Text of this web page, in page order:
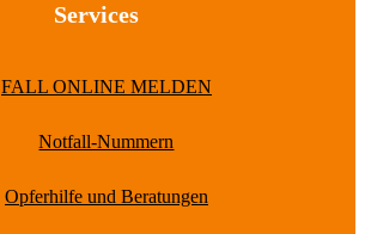
Services
FALL ONLINE MELDEN
Notfall-Nummern
Opferhilfe und Beratungen